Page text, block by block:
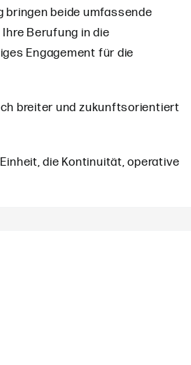
bringen beide umfassende
Berufung in die
Engagement für die
breiter und zukunftsorientiert
die Kontinuität, operative